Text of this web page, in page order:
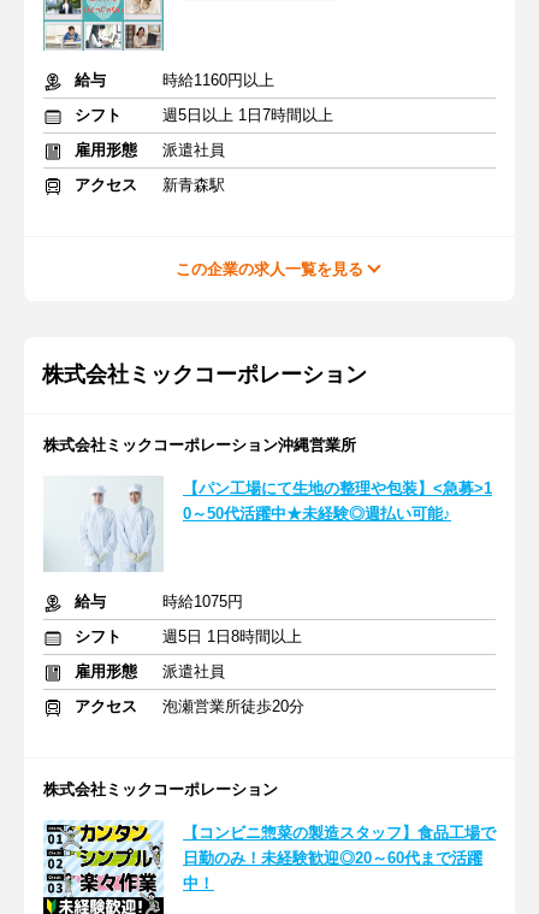
給与
時給1160円以上
シフト
週5日以上 1日7時間以上
雇用形態
派遣社員
アクセス
新青森駅
この企業の求人一覧を見る
株式会社ミックコーポレーション
株式会社ミックコーポレーション沖縄営業所
【パン工場にて生地の整理や包装】<急募>1
0～50代活躍中★未経験◎週払い可能♪
給与
時給1075円
シフト
週5日 1日8時間以上
雇用形態
派遣社員
アクセス
泡瀬営業所徒歩20分
株式会社ミックコーポレーション
【コンビニ惣菜の製造スタッフ】食品工場で
日勤のみ！未経験歓迎◎20～60代まで活躍
中！